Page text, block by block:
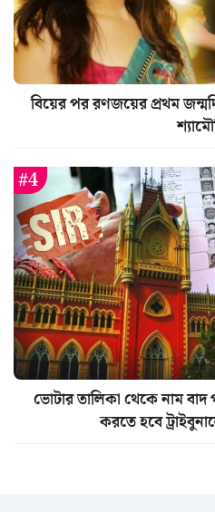
বিয়ের পর রণজয়ের প্রথম
ভোটার তালিকা থেকে নাম
করতে হবে